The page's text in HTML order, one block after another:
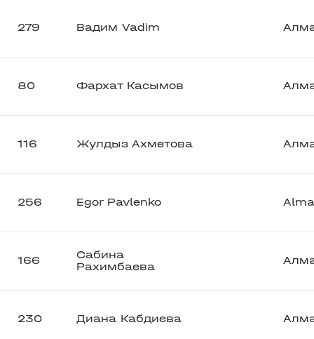
279 Вадим Vadim
80 Фархат Касымов
116 Жулдыз Ахметова
256 Egor Pavlenko
166
Сабина
Рахимбаева
230 Диана Кабдиева